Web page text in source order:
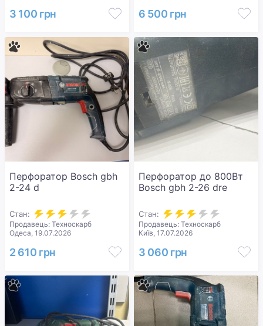
3 100 грн 6 500 грн
Перфоратор Bosch gbh
2-24 d
Стан:
Продавець: Техноскарб
Одеса, 19.07.2026
2 610 грн
Перфоратор до 800Вт
Bosch gbh 2-26 dre
Стан:
Продавець: Техноскарб
Київ, 17.07.2026
3 060 грн